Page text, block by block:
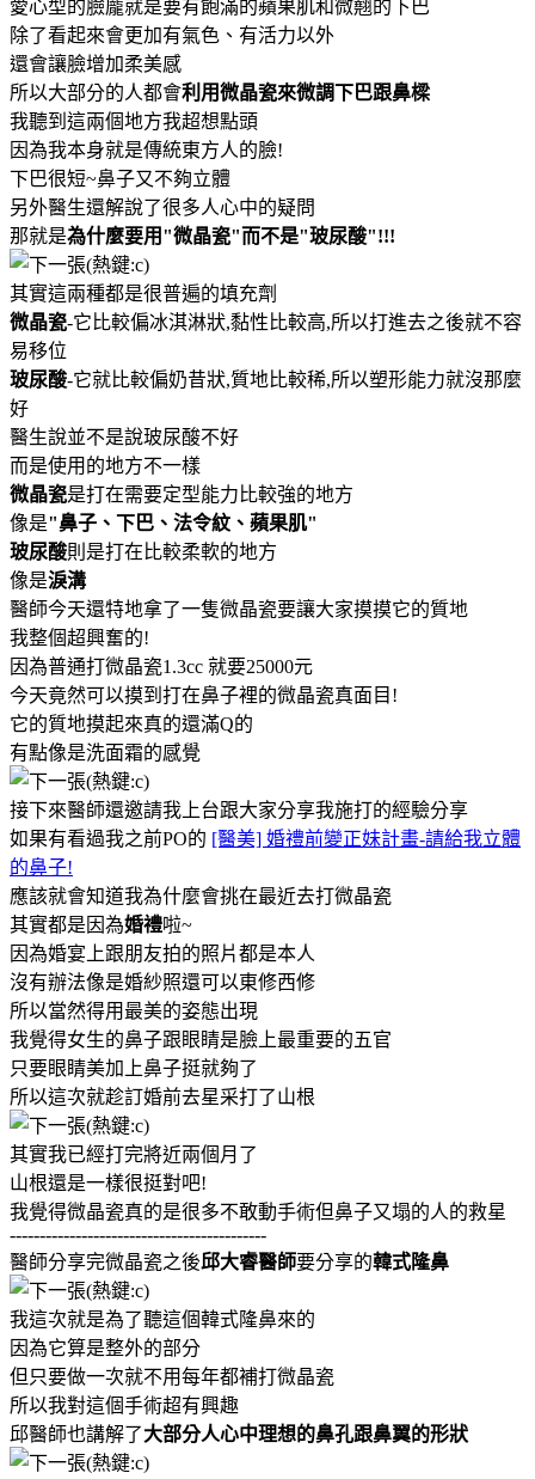
愛心型的臉龐就是要有飽滿的蘋果肌和微翹的下巴
除了看起來會更加有氣色、有活力以外
還會讓臉增加柔美感
所以大部分的人都會利用微晶瓷來微調下巴跟鼻樑
我聽到這兩個地方我超想點頭
因為我本身就是傳統東方人的臉!
下巴很短~鼻子又不夠立體
另外醫生還解說了很多人心中的疑問
那就是為什麼要用"微晶瓷"而不是"玻尿酸"!!!
其實這兩種都是很普遍的填充劑
微晶瓷-它比較偏冰淇淋狀,黏性比較高,所以打進去之後就不容
易移位
玻尿酸-它就比較偏奶昔狀,質地比較稀,所以塑形能力就沒那麼
好
醫生說並不是說玻尿酸不好
而是使用的地方不一樣
微晶瓷是打在需要定型能力比較強的地方
像是"鼻子、下巴、法令紋、蘋果肌"
玻尿酸則是打在比較柔軟的地方
像是淚溝
醫師今天還特地拿了一隻微晶瓷要讓大家摸摸它的質地
我整個超興奮的!
因為普通打微晶瓷1.3cc 就要25000元
今天竟然可以摸到打在鼻子裡的微晶瓷真面目!
它的質地摸起來真的還滿Q的
有點像是洗面霜的感覺
接下來醫師還邀請我上台跟大家分享我施打的經驗分享
如果有看過我之前PO的 [醫美] 婚禮前變正妹計畫-請給我立體
的鼻子!
應該就會知道我為什麼會挑在最近去打微晶瓷
其實都是因為婚禮啦~
因為婚宴上跟朋友拍的照片都是本人
沒有辦法像是婚紗照還可以東修西修
所以當然得用最美的姿態出現
我覺得女生的鼻子跟眼睛是臉上最重要的五官
只要眼睛美加上鼻子挺就夠了
所以這次就趁訂婚前去星采打了山根
其實我已經打完將近兩個月了
山根還是一樣很挺對吧!
我覺得微晶瓷真的是很多不敢動手術但鼻子又塌的人的救星
-------------------------------------------
醫師分享完微晶瓷之後邱大睿醫師要分享的韓式隆鼻
我這次就是為了聽這個韓式隆鼻來的
因為它算是整外的部分
但只要做一次就不用每年都補打微晶瓷
所以我對這個手術超有興趣
邱醫師也講解了大部分人心中理想的鼻孔跟鼻翼的形狀